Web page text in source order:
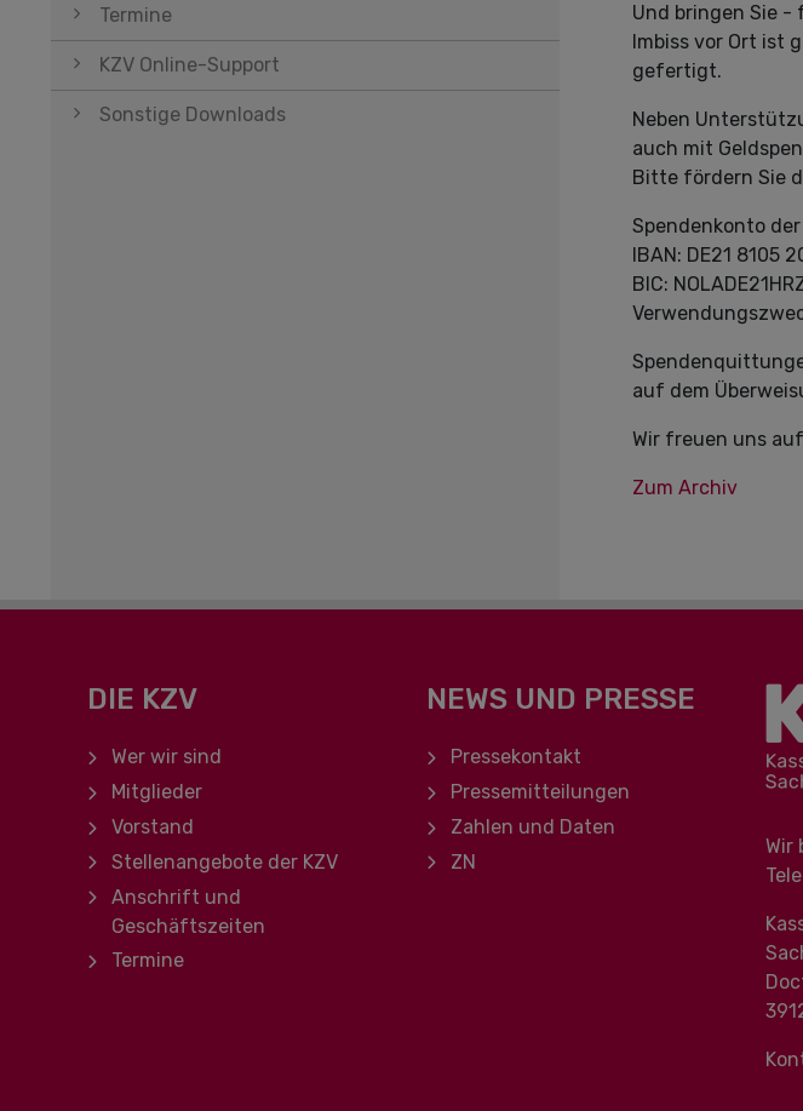
Und bringen Sie -
Imbiss vor Ort ist
gefertigt.
Neben
auch mit
Bitte fördern Sie
Spendenkonto
IBAN: DE21 8105
BIC:
auf dem
Wir freuen uns
Zum Archiv
Termine
KZV Online-Support
Sonstige Downloads
DIE KZV
Navigation überspringen
Wer wir sind
Mitglieder
Vorstand
Stellenangebote der KZV
Anschrift und
Geschäftszeiten
Termine
NEWS UND PRESSE
Navigation überspringen
Pressekontakt
Pressemitteilungen
Zahlen und Daten
ZN
Wir